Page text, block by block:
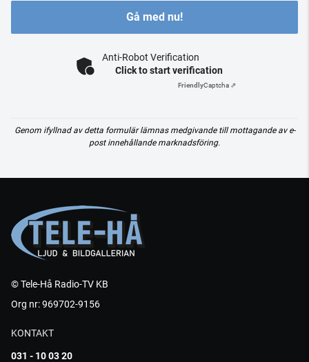
Gå med nu!
Anti-Robot Verification
Click to start verification
FriendlyCaptcha ⇗
Genom ifyllnad av detta formulär lämnas medgivande till mottagande av e-
post innehållande marknadsföring.
© Tele-Hå Radio-TV KB
Org nr: 969702-9156
KONTAKT
031 - 10 03 20